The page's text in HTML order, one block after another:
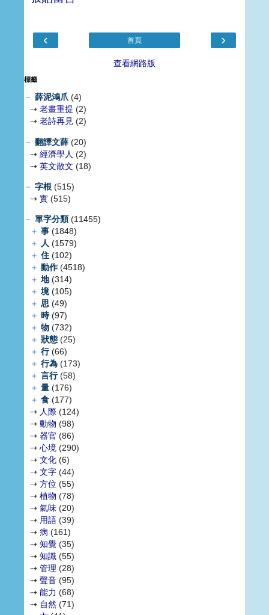
‹ ›
首頁
查看網路版
標籤
－ 薛泥鴻爪 (4)
⇢ 老畫重提 (2)
⇢ 老詩再見 (2)
－ 翻譯文薛 (20)
⇢ 經濟學人 (2)
⇢ 英文散文 (18)
－ 字根 (515)
⇢ 實 (515)
－ 單字分類(11455)
＋ 事 (1848)
＋ 人 (1579)
＋ 住 (102)
＋ 動作(4518)
＋ 地(314)
＋ 境(105)
＋ 思 (49)
＋ 時(97)
＋ 物 (732)
＋ 狀態 (25)
＋ 行(66)
＋ 行為 (173)
＋ 言行(58)
＋ 量 (176)
＋ 食 (177)
⇢ 人際 (124)
⇢ 動物 (98)
⇢ 器官 (86)
⇢ 心境 (290)
⇢ 文化 (6)
⇢ 文字 (44)
⇢ 方位 (55)
⇢ 植物 (78)
⇢ 氣味 (20)
⇢ 用語 (39)
⇢ 病 (161)
⇢ 知覺 (35)
⇢ 知識 (55)
⇢ 管理 (28)
⇢ 聲音 (95)
⇢ 能力 (68)
⇢ 自然 (71)